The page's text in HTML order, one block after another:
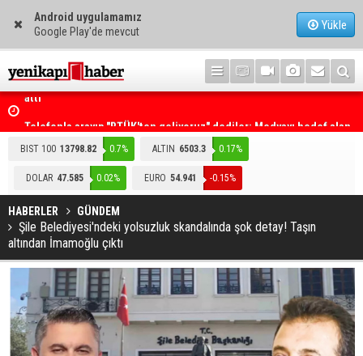
Android uygulamamız
Google Play'de mevcut
Yükle
akılalmaz tuzak ifşa oldu
BIST 100 13798.82 0.7% ALTIN 6503.3 0.17%
DOLAR 47.585 0.02% EURO 54.941 -0.15%
HABERLER GÜNDEM
Şile Belediyesi'ndeki yolsuzluk skandalında şok detay! Taşın
altından İmamoğlu çıktı